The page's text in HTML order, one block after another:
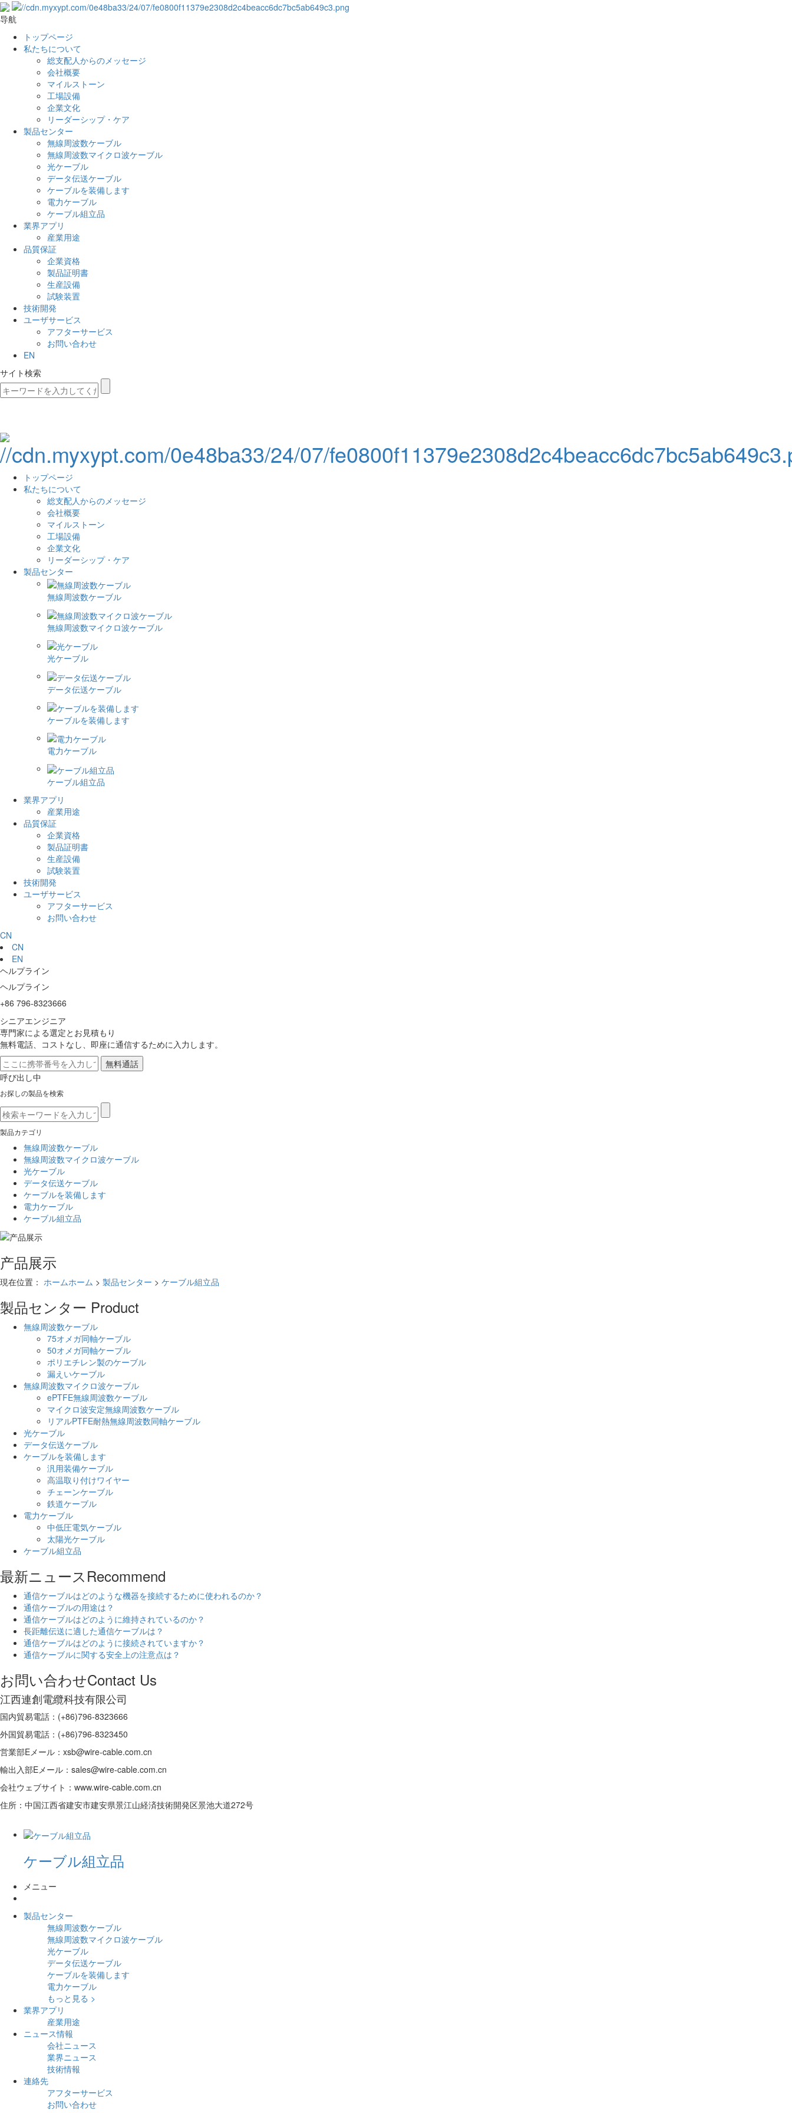
导航
トップページ
私たちについて
総支配人からのメッセージ
会社概要
マイルストーン
工場設備
企業文化
リーダーシップ・ケア
製品センター
無線周波数ケーブル
無線周波数マイクロ波ケーブル
光ケーブル
データ伝送ケーブル
ケーブルを装備します
電力ケーブル
ケーブル組立品
業界アプリ
産業用途
品質保証
企業資格
製品証明書
生産設備
試験装置
技術開発
ユーザサービス
アフターサービス
お問い合わせ
EN
サイト検索
トップページ
私たちについて
総支配人からのメッセージ
会社概要
マイルストーン
工場設備
企業文化
リーダーシップ・ケア
製品センター
無線周波数ケーブル
無線周波数マイクロ波ケーブル
光ケーブル
データ伝送ケーブル
ケーブルを装備します
電力ケーブル
ケーブル組立品
業界アプリ
産業用途
品質保証
企業資格
製品証明書
生産設備
試験装置
技術開発
ユーザサービス
アフターサービス
お問い合わせ
CN
CN
EN
ヘルプライン
ヘルプライン
+86 796-8323666
シニアエンジニア
専門家による選定とお見積もり
無料電話、コストなし、即座に通信するために入力します。
呼び出し中
お探しの製品を検索
製品カテゴリ
無線周波数ケーブル
無線周波数マイクロ波ケーブル
光ケーブル
データ伝送ケーブル
ケーブルを装備します
電力ケーブル
ケーブル組立品
产品展示
現在位置： ホームホーム > 製品センター > ケーブル組立品
製品センター Product
無線周波数ケーブル
75オメガ同軸ケーブル
50オメガ同軸ケーブル
ポリエチレン製のケーブル
漏えいケーブル
無線周波数マイクロ波ケーブル
ePTFE無線周波数ケーブル
マイクロ波安定無線周波数ケーブル
リアルPTFE耐熱無線周波数同軸ケーブル
光ケーブル
データ伝送ケーブル
ケーブルを装備します
汎用装備ケーブル
高温取り付けワイヤー
チェーンケーブル
鉄道ケーブル
電力ケーブル
中低圧電気ケーブル
太陽光ケーブル
ケーブル組立品
最新ニュースRecommend
通信ケーブルはどのような機器を接続するために使われるのか？
通信ケーブルの用途は？
通信ケーブルはどのように維持されているのか？
長距離伝送に適した通信ケーブルは？
通信ケーブルはどのように接続されていますか？
通信ケーブルに関する安全上の注意点は？
お問い合わせContact Us
江西連創電纜科技有限公司
国内貿易電話：(+86)796-8323666
外国貿易電話：(+86)796-8323450
営業部Eメール：xsb@wire-cable.com.cn
輸出入部Eメール：sales@wire-cable.com.cn
会社ウェブサイト：www.wire-cable.com.cn
住所：中国江西省建安市建安県景江山経済技術開発区景池大道272号
ケーブル組立品
メニュー
製品センター
無線周波数ケーブル
無線周波数マイクロ波ケーブル
光ケーブル
データ伝送ケーブル
ケーブルを装備します
電力ケーブル
もっと見る >
業界アプリ
産業用途
ニュース情報
会社ニュース
業界ニュース
技術情報
連絡先
アフターサービス
お問い合わせ